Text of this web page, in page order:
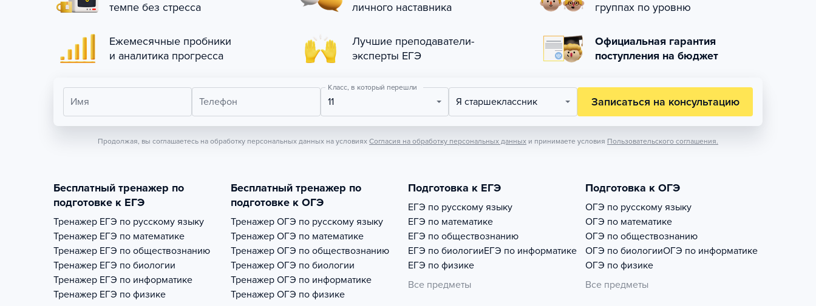
темпе без стресса
личного наставника
группах по уровню
Ежемесячные пробники
и аналитика прогресса
Лучшие преподаватели-
эксперты ЕГЭ
Официальная гарантия
поступления на бюджет
Имя Телефон
Класс, в который перешли
11 Я старшеклассник Записаться на консультацию
Продолжая, вы соглашаетесь на обработку персональных данных на условиях Согласия на обработку персональных данных и принимаете условия Пользовательского соглашения.
Бесплатный тренажер по
подготовке к ЕГЭ
Тренажер ЕГЭ по русскому языку
Тренажер ЕГЭ по математике
Тренажер ЕГЭ по обществознанию
Тренажер ЕГЭ по биологии
Тренажер ЕГЭ по информатике
Тренажер ЕГЭ по физике
Бесплатный тренажер по
подготовке к ОГЭ
Тренажер ОГЭ по русскому языку
Тренажер ОГЭ по математике
Тренажер ОГЭ по обществознанию
Тренажер ОГЭ по биологии
Тренажер ОГЭ по информатике
Тренажер ОГЭ по физике
Подготовка к ЕГЭ
ЕГЭ по русскому языку
ЕГЭ по математике
ЕГЭ по обществознанию
ЕГЭ по биологииЕГЭ по информатике
ЕГЭ по физике
Все предметы
Подготовка к ОГЭ
ОГЭ по русскому языку
ОГЭ по математике
ОГЭ по обществознанию
ОГЭ по биологииОГЭ по информатике
ОГЭ по физике
Все предметы